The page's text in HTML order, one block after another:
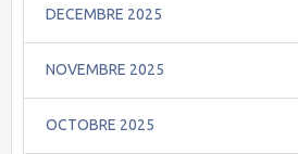
DECEMBRE 2025
NOVEMBRE 2025
OCTOBRE 2025